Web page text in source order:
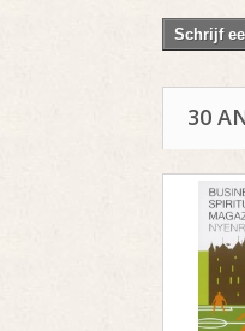
Schrijf
30